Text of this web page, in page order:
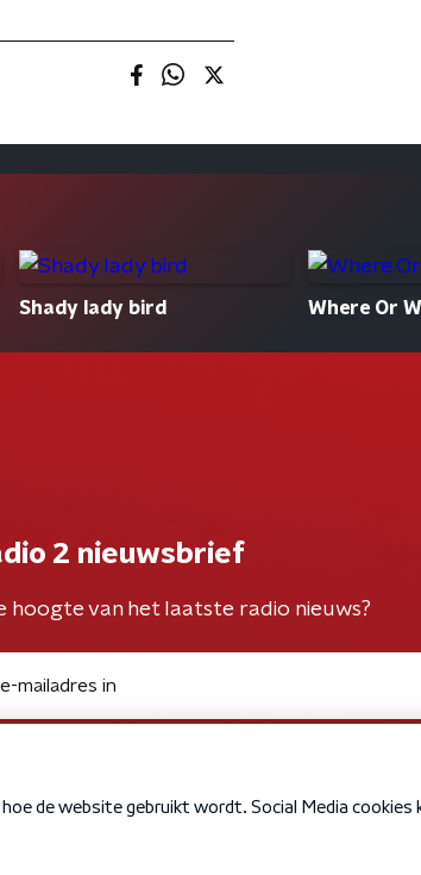
Shady lady bird Where Or
2 nieuwsbrief
hoogte van het laatste radio nieuws?